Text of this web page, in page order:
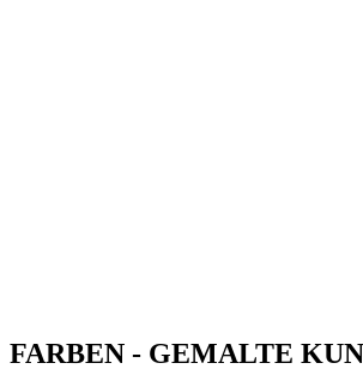
FARBEN - GEMALTE